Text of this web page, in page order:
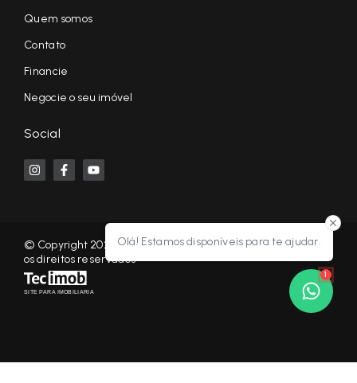
Olá! Estamos disponíveis para te ajudar.
1
Quem somos
Contato
Financie
Negocie o seu imóvel
Social
© Copyright 2026 - KF NEGÓCIOS IMOBILIÁRIOS RP - Todos
os direitos reservados
SITE PARA IMOBILIARIA